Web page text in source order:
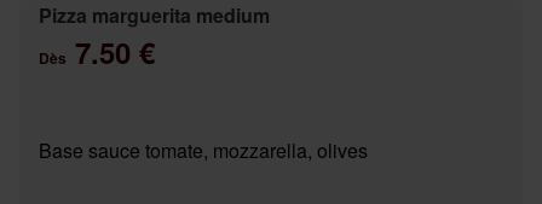
Pizza marguerita medium
Dès 7.50 €
Base sauce tomate, mozzarella, olives